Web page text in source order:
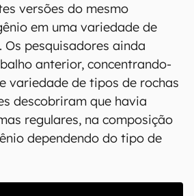
versões do mesmo
em uma variedade de
Os pesquisadores ainda
anterior, concentrando-
variedade de tipos de rochas
descobriram que havia
regulares, na composição
dependendo do tipo de